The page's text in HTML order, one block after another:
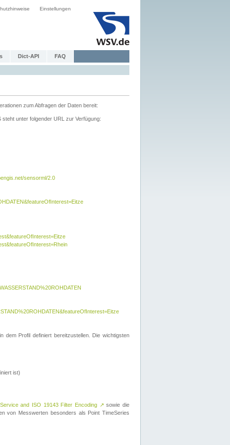
Einstellungen
Dict-API FAQ
zum Abfragen der Daten bereit:
unter folgender URL zur Verfügung:
sensorml/2.0
dem Profil definiert bereitzustellen. Die wichtigsten
ist)
and ISO 19143 Filter Encoding ↗ sowie die
von Messwerten besonders als Point TimeSeries